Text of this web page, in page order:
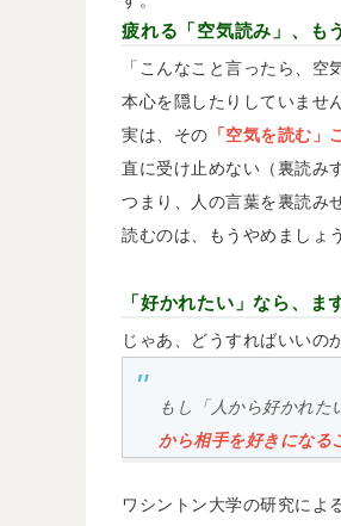
疲れる「空気読み」、も
「こんなこと言ったら、
本心を隠したりしていませ
実は、その 「空気を読む」
直に受け止めない（裏読み
つまり、人の言葉を裏読み
読むのは、もうやめましょう
「好かれたい」なら、ま
じゃあ、どうすればいいの
もし「人から好かれた
から相手を好きになる
ワシントン大学の研究によ